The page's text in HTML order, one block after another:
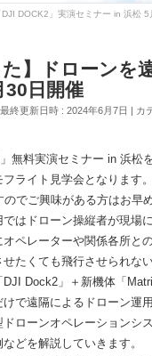
DOCK2」実演セミナー in 浜松 5
た】ドローンを
30日開催
最終更新日時 : 2024年6月7日 カ
無料実演セミナー in 浜松
ライト見学会となります。
でご興味がある方はお早
はドローン操縦者が現場
ペレーターや関係各所と
たくても飛行させられな
Dock2」＋新機体「
で遠隔によるドローン運
ローンオペレーションシ
どを解説していきます。